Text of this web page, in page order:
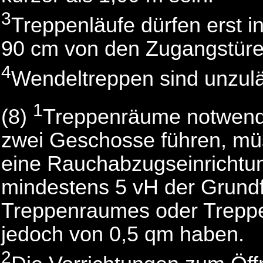
3Treppenläufe dürfen erst
90 cm von den
4Wendeltreppen sind
(8) 1Treppenräume
zwei Geschosse führen,
eine
mindestens 5 vH der
Treppenraumes oder
jedoch von 0,5 qm haben.
2